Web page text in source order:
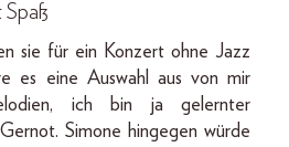
Spaß
sie für ein Konzert ohne Jazz
es eine Auswahl aus von mir
ich bin ja gelernter
Simone hingegen würde